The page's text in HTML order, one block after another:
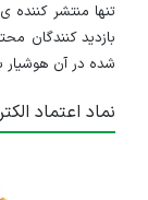
تنها منتشر کننده
بازدید کنندگان
شده در آن هوشیار
نماد اعتماد